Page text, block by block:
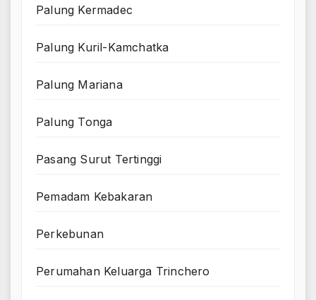
Palung Kermadec
Palung Kuril-Kamchatka
Palung Mariana
Palung Tonga
Pasang Surut Tertinggi
Pemadam Kebakaran
Perkebunan
Perumahan Keluarga Trinchero